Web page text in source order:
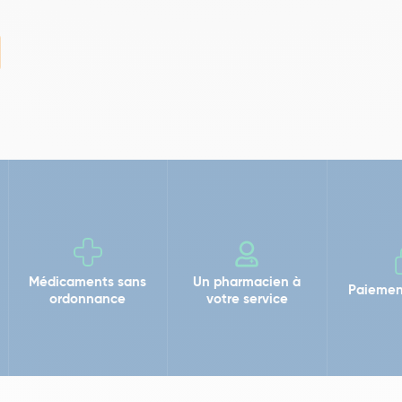
Médicaments sans
ordonnance
Un pharmacien à
votre service